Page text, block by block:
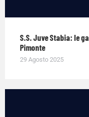
S.S. Juve Stabia: le
Pimonte
29 Agosto 2025